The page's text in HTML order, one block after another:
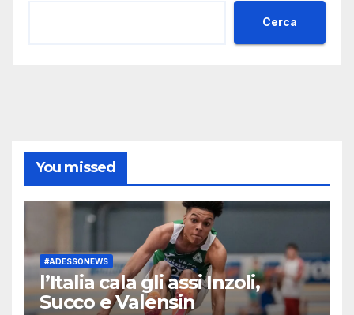
Cerca
You missed
#ADESSONEWS
l’Italia cala gli assi Inzoli,
Succo e Valensin